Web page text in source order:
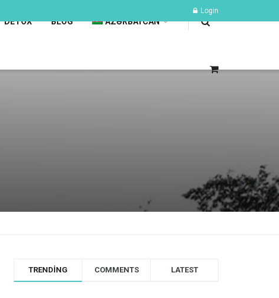
Login
DETOX BLOG AZƏRBAYCAN
TRENDING COMMENTS LATEST